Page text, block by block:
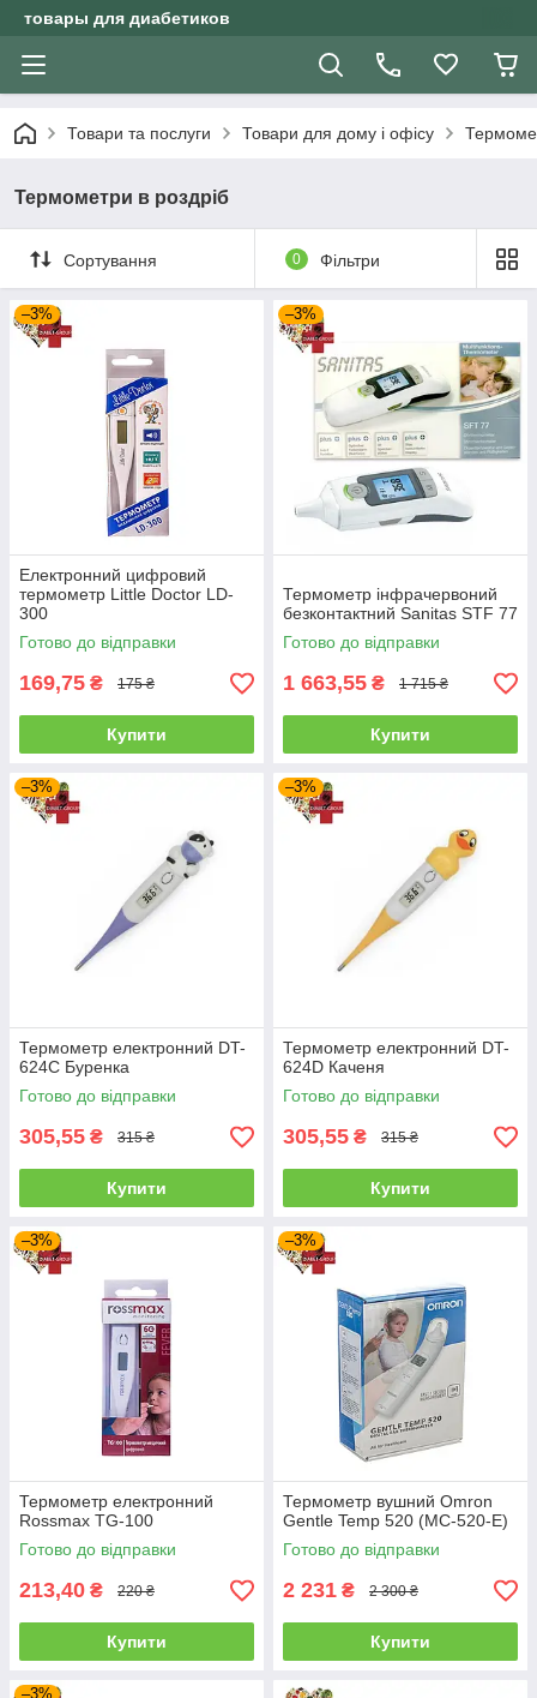
товары для диабетиков
Товари та послуги Товари для дому і офісу
Термометри в роздріб
Сортування 0 Фільтри
–3%
Електронний цифровий
термометр Little Doctor LD-
300
Готово до відправки
169,75 ₴ 175 ₴
Купити
–3%
Термометр інфрачервоний
безконтактний Sanitas STF 77
Готово до відправки
1 663,55 ₴ 1 715 ₴
Купити
–3%
Термометр електронний DT-
624С Буренка
Готово до відправки
305,55 ₴ 315 ₴
Купити
–3%
Термометр електронний DT-
624D Каченя
Готово до відправки
305,55 ₴ 315 ₴
Купити
–3%
Термометр електронний
Rossmax TG-100
Готово до відправки
213,40 ₴ 220 ₴
Купити
–3%
Термометр вушний Omron
Gentle Temp 520 (МС-520-Е)
Готово до відправки
2 231 ₴ 2 300 ₴
Купити
–3%